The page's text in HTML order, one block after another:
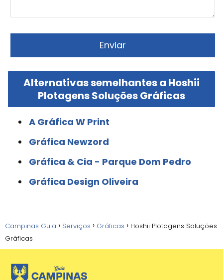
Alternativas semelhantes a Hoshii
Plotagens Soluções Gráficas
A Gráfica W Print
Gráfica Newzord
Gráfica & Cia - Parque Dom Pedro
Gráfica Design Oliveira
Campinas Guia Serviços Gráficas
Hoshii Plotagens Soluções
Gráficas